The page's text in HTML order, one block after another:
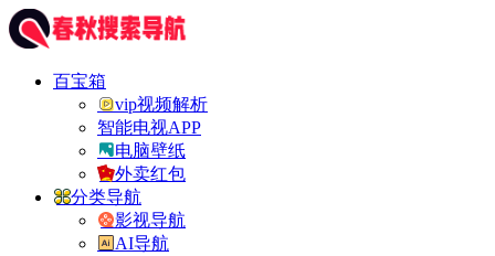
百宝箱
vip视频解析
智能电视APP
电脑壁纸
外卖红包
分类导航
影视导航
AI导航